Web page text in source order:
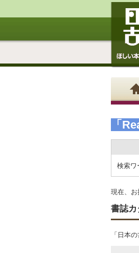
「
検索ワ
現在、お
書誌
「日本